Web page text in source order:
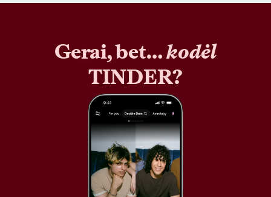
Gerai, bet…kodėl
TINDER?